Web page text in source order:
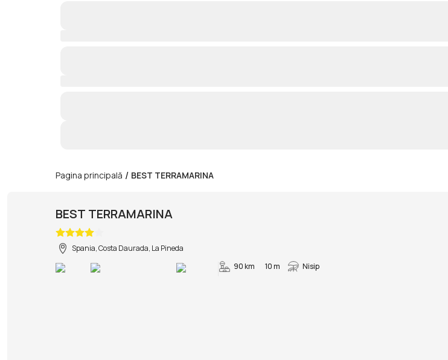
Pagina principală / BEST TERRAMARINA
BEST TERRAMARINA
Spania, Costa Daurada, La Pineda
90 km
10 m Nisip